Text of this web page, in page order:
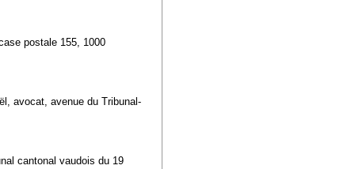
postale 155, 1000
avocat, avenue du Tribunal-
cantonal vaudois du 19